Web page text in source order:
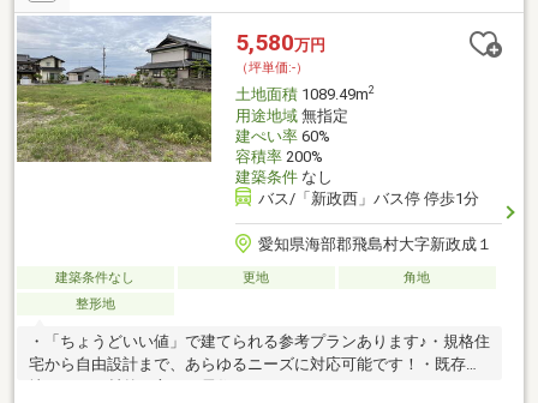
5,580万円
（坪単価:-）
土地面積1089.49m2
用途地域無指定
建ぺい率60%
容積率200%
建築条件なし
バス/「新政西」バス停 停歩1分
愛知県海部郡飛島村大字新政成１
建築条件なし 更地
角地
整形地
・「ちょうどいい値」で建てられる参考プランあります♪・規格住
宅から自由設計まで、あらゆるニーズに対応可能です！・既存宅
地につき、村外の方でも居住いただけます。